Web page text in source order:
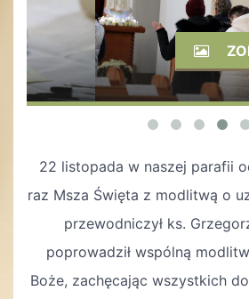
22 listopada w naszej parafii
raz Msza Święta z modlitwą o
przewodniczył ks.
poprowadził wspólną
Boże, zachęcając wszystkich